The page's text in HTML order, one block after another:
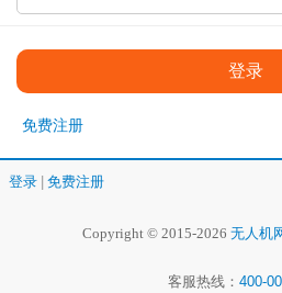
免费注册
登录 免费注册
Copyright © 2015-2026 无人机
客服热线： 400-